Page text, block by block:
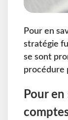
Pour en
stratégie
se sont
procédure
Pour